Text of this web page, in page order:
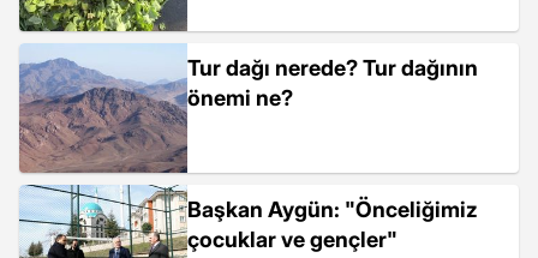
Tur dağı nerede? Tur dağının
önemi ne?
Başkan Aygün: "Önceliğimiz
çocuklar ve gençler"